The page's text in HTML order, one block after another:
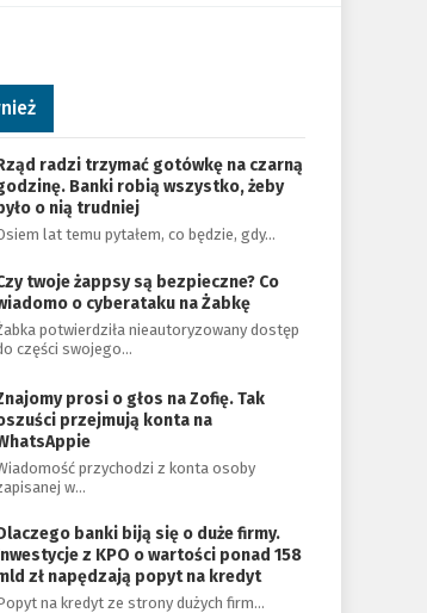
radzi trzymać gotówkę na czarną
Banki robią wszystko, żeby
o nią trudniej
lat temu pytałem, co będzie, gdy…
twoje żappsy są bezpieczne? Co
o cyberataku na Żabkę
potwierdziła nieautoryzowany dostęp
części swojego…
prosi o głos na Zofię. Tak
przejmują konta na
przychodzi z konta osoby
w…
banki biją się o duże firmy.
z KPO o wartości ponad 158
zł napędzają popyt na kredyt
na kredyt ze strony dużych firm…